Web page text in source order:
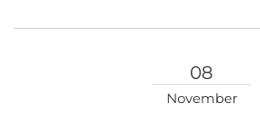
08
November